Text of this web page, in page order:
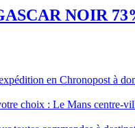
NOIR
en Chronopost à
choix : Le Mans centre-